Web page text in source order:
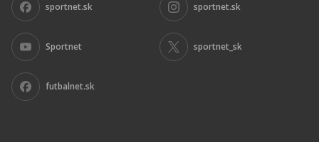
sportnet.sk sportnet.sk
Sportnet sportnet_sk
futbalnet.sk